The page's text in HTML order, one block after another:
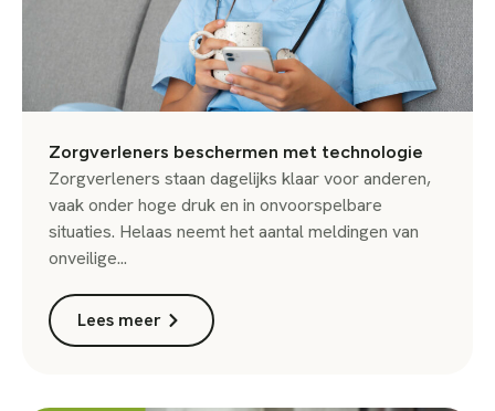
Zorgverleners beschermen met technologie
Zorgverleners staan dagelijks klaar voor anderen,
vaak onder hoge druk en in onvoorspelbare
situaties. Helaas neemt het aantal meldingen van
onveilige...
Lees meer